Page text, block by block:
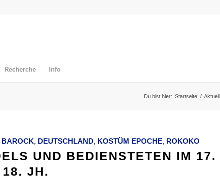
Recherche Info
Du bist hier: Startseite / Aktuell
BAROCK, DEUTSCHLAND, KOSTÜM EPOCHE, ROKOKO
UND BEDIENSTETEN IM 17.
18. JH.